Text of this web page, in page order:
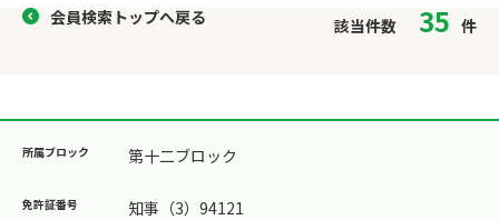
会員検索トップへ戻る
該当件数 35 件
第十二ブロック
知事（3）94121